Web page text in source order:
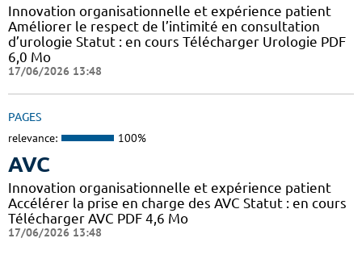
Innovation organisationnelle et expérience patient
Améliorer le respect de l’intimité en consultation
d’urologie Statut : en cours Télécharger Urologie PDF
6,0 Mo
17/06/2026 13:48
PAGES
relevance: 100%
AVC
Innovation organisationnelle et expérience patient
Accélérer la prise en charge des AVC Statut : en cours
Télécharger AVC PDF 4,6 Mo
17/06/2026 13:48